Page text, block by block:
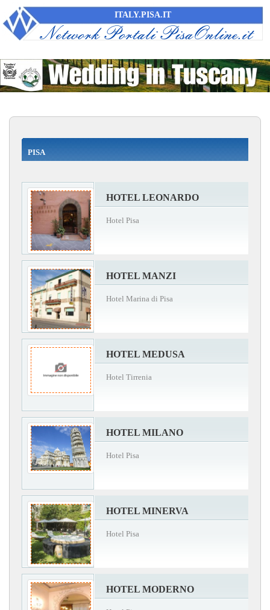
ITALY.PISA.IT
PISA
HOTEL LEONARDO
Hotel Pisa
HOTEL MANZI
Hotel Marina di Pisa
HOTEL MEDUSA
Hotel Tirrenia
HOTEL MILANO
Hotel Pisa
HOTEL MINERVA
Hotel Pisa
HOTEL MODERNO